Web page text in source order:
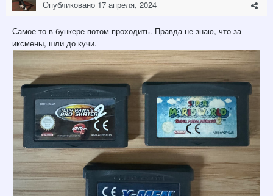
Опубликовано 17 апреля, 2024
Самое то в бункере потом проходить. Правда не знаю, что за
иксмены, шли до кучи.